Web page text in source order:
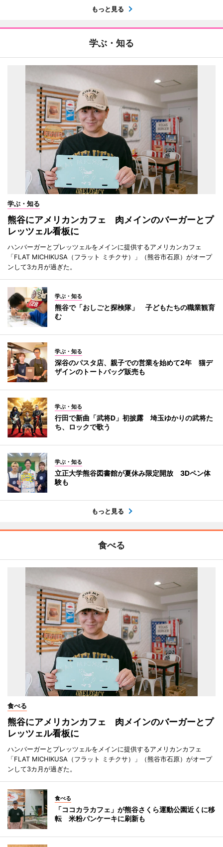
もっと見る
学ぶ・知る
学ぶ・知る
熊谷にアメリカンカフェ 肉メインのバーガーとプ
レッツェル看板に
ハンバーガーとプレッツェルをメインに提供するアメリカンカフェ
「FLAT MICHIKUSA（フラット ミチクサ）」（熊谷市石原）がオープ
ンして3カ月が過ぎた。
学ぶ・知る
熊谷で「おしごと探検隊」 子どもたちの職業観育
む
学ぶ・知る
深谷のパスタ店、親子での営業を始めて2年 猫デ
ザインのトートバッグ販売も
学ぶ・知る
行田で新曲「武将D」初披露 埼玉ゆかりの武将た
ち、ロックで歌う
学ぶ・知る
立正大学熊谷図書館が夏休み限定開放 3Dペン体
験も
もっと見る
食べる
食べる
熊谷にアメリカンカフェ 肉メインのバーガーとプ
レッツェル看板に
ハンバーガーとプレッツェルをメインに提供するアメリカンカフェ
「FLAT MICHIKUSA（フラット ミチクサ）」（熊谷市石原）がオープ
ンして3カ月が過ぎた。
食べる
「ココカラカフェ」が熊谷さくら運動公園近くに移
転 米粉パンケーキに刷新も